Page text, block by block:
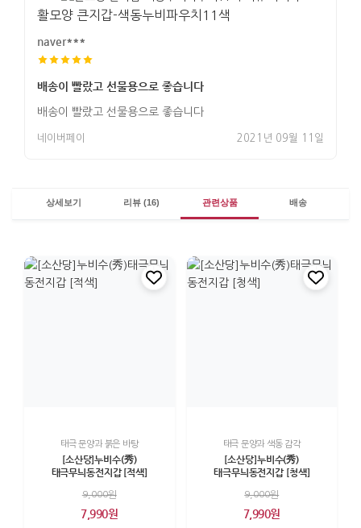
활모양 큰지갑-색동누비파우치11색
naver***
배송이 빨랐고 선물용으로 좋습니다
배송이 빨랐고 선물용으로 좋습니다
네이버페이 2021년 09월 11일
상세보기 리뷰 (16) 관련상품 배송
태극 문양과 붉은 바탕
[소산당]누비수(秀)
태극무늬동전지갑 [적색]
9,000원
7,990원
태극 문양과 색동 감각
[소산당]누비수(秀)
태극무늬동전지갑 [청색]
9,000원
7,990원